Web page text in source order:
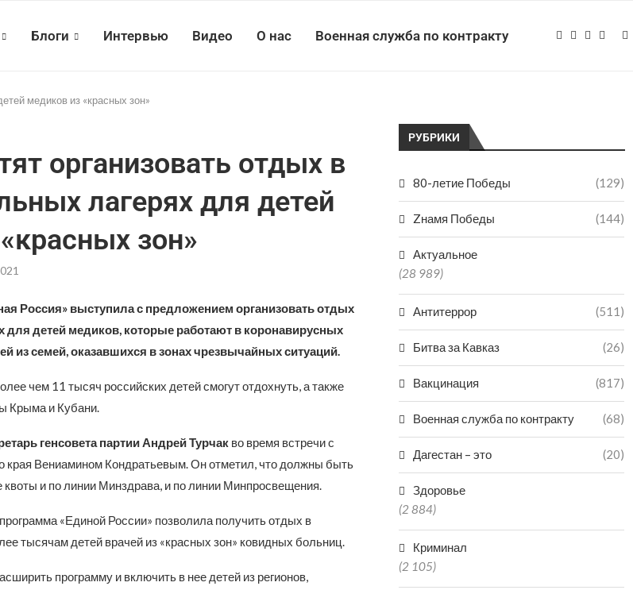
Блоги Интервью Видео О нас Военная служба по контракту
медиков из «красных зон»
организовать отдых в
лагерях для детей
зон»
Россия» выступила с предложением организовать отдых
для детей медиков, которые работают в коронавирусных
из семей, оказавшихся в зонах чрезвычайных ситуаций.
чем 11 тысяч российских детей смогут отдохнуть, а также
Крыма и Кубани.
генсовета партии Андрей Турчакво время встречи с
края Вениамином Кондратьевым. Он отметил, что должны быть
и по линии Минздрава, и по линии Минпросвещения.
«Единой России» позволила получить отдых в
тысячам детей врачей из «красных зон» ковидных больниц.
программу и включить в нее детей из регионов,
РУБРИКИ
80-летие Победы (129)
Zнамя Победы (144)
Актуальное
(28 989)
Антитеррор (511)
Битва за Кавказ (26)
Вакцинация (817)
Военная служба по контракту (68)
Дагестан – это (20)
Здоровье
(2 884)
Криминал
(2 105)